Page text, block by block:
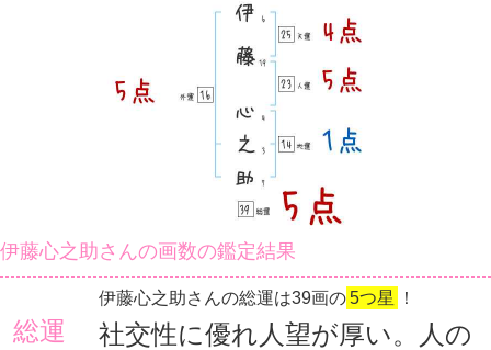
伊藤心之助さんの画数の鑑定結果
総運
伊藤心之助さんの総運は39画の5つ星 ！
社交性に優れ人望が厚い。人の